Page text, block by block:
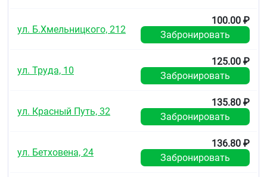
ул. Б.Хмельницкого, 212
100.00 ₽
Забронировать
ул. Труда, 10
125.00 ₽
Забронировать
ул. Красный Путь, 32
135.80 ₽
Забронировать
ул. Бетховена, 24
136.80 ₽
Забронировать